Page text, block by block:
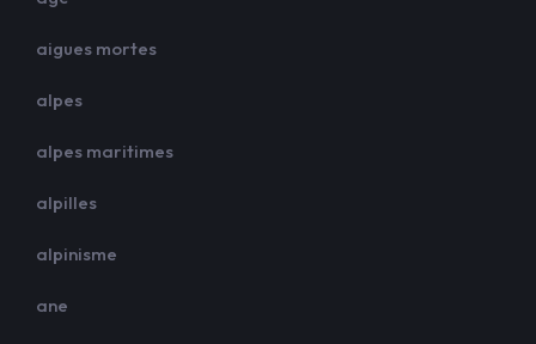
aigues mortes
alpes
alpes maritimes
alpilles
alpinisme
ane